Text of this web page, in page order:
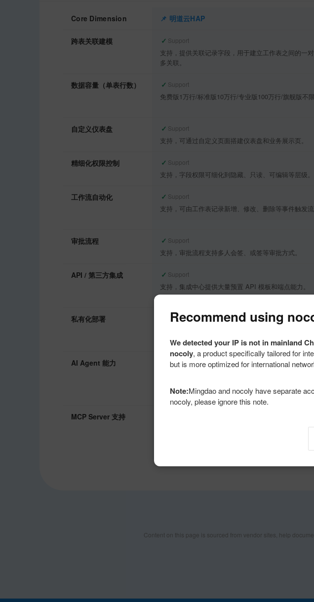
Core Dimension 明道云HAP
跨表关联建模 ✓ Support
支持，提供关联记录字段，用于建立工作表之间的一
多关联。
数据容量（单表行数） ✓ Support
免费版1万行/标准版10万行/专业版100万行/旗舰版不限
自定义仪表盘 ✓ Support
支持，可通过自定义页面搭建仪表盘和业务展示页。
精细化权限控制 ✓ Support
支持，字段权限可细化到隐藏、只读、可编辑等层级。
工作流自动化 ✓ Support
支持，可由工作表记录新增、修改、删除等事件触发流
审批流程 ✓ Support
支持，审批流程支持多人会签、或签等审批方式。
API / 第三方集成 ✓ Support
支持，集成中心提供大量预置 API 模板和端点能力。
私有化部署 Support
部署体系。
AI Agent 能力 Support
API。
MCP Server 支持
支持，HAP MCP 可将应用接口暴露为可执行工具，
Dify 等客户端/Agent 直接发现并调用，适合生产执行
Content on this page is sourced from vendor sites, help
Recommend using
We detected your IP is not in mainland
nocoly, a product specifically tailored for
but is more optimized for international
Note:Mingdao and nocoly have separate
nocoly, please ignore this note.